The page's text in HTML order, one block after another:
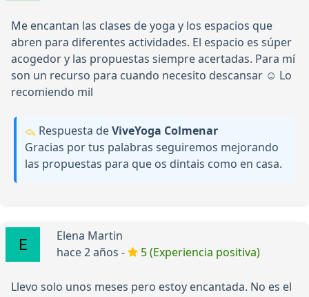
Me encantan las clases de yoga y los espacios que
abren para diferentes actividades. El espacio es súper
acogedor y las propuestas siempre acertadas. Para mí
son un recurso para cuando necesito descansar ☺️ Lo
recomiendo mil
Respuesta deViveYoga Colmenar
Gracias por tus palabras seguiremos mejorando
las propuestas para que os dintais como en casa.
Elena Martin
hace 2 años -
5 (Experiencia positiva)
Llevo solo unos meses pero estoy encantada. No es el